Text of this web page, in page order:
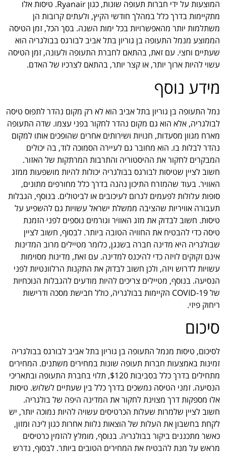
המוצעות על ידי חברות תעופה שונות, כגון Ryanair. טיסות אלו
מתקיימות בדרך כלל במהלך חודשי הקיץ, ולעתים קרובות הן
משתלמות יותר מהאפשרויות בכל ימות השנה. בסך הכל, זמן הטיסה
הממוצע מנמל התעופה בן גוריון בתל אביב לבורגס בבולגריה הוא
שעתיים וחצי. עם זאת, בהתאם לחברת התעופה ולעונה, זמן הטיסה
עשוי להיות ארוך יותר, או קצר יותר, בהתאם לצרכיו של האדם.
מידע נוסף
נמל התעופה בן גוריון בתל אביב הוא לא רק מקום נהדר לתפוס טיסה
לבולגריה, אלא הוא גם מקום נהדר לחקור בפני עצמו. שדה התעופה
מארח מגוון מסעדות, חנויות ושירותים אחרים שהופכים אותו למקום
נהדר לבלות בו. הוא מחובר גם לעיירה הסמוכה לוד, בה יכולים
המבקרים לחקור את ההיסטוריה והתרבות המרתקות של האזור.
חשוב לציין שטיסות לבורגס בבולגריה יכולות להיות מושפעות ממזג
האוויר. בעוד שהמזרח התיכון נהנה בדרך כלל מחורפים מתונים,
סופות עלולות לפעמים לגרום לעיכובים או לביטולים. בנוסף, הגבלות
תעבורה אוויריות שהציבה ממשלת ישראל עשויות גם להשפיע על
טיסות. חשוב לבדוק את מזג האוויר וגורמים נוספים לפני הזמנת
טיסה כדי להבטיח את החוויה הטובה ביותר. לבסוף, חשוב לציין
שבולגריה היא מדינה חברה בשנגן, כלומר מטיילים מרוב המדינות
אינם זקוקים לויזה כדי להיכנס למדינה. עם זאת, מדינות מסוימות
עשויות לדרוש ויזה, ולכן חשוב לבדוק את התקנות הרלוונטיות לפני
הנסיעה. בנוסף, מטיילים צריכים להיות מודעים להגבלות הנוכחיות
של COVID-19 הקיימות בבולגריה, כולל חבישת מסכה ודרישות
ריחוק פיזי.
סיכום
לסיכום, טיסות מנמל התעופה בן גוריון בתל אביב לבורגס בבולגריה
זמינות באמצעות חברות תעופה שונות במחירים משתנים. המחירים
מתחילים בדרך כלל בסביבות $120, תלוי בחברת התעופה ובתאריכי
הנסיעה. זמני הטיסה נמשכים בדרך כלל בין שעתיים לשלוש. טיסות
אלו מספקות דרך מצוינת לחקור את המדינה היפה של בולגריה.
חשוב לציין שלמרות שעלות הכרטיסים עשויה להיות נמוכה יותר, יש
לקחת בחשבון את העלות של הוצאות נלוות אחרות כגון לינה ומזון,
כאשר מתכננים ביקור בבולגריה. בנוסף, מומלץ להזמין כרטיסים
מראש על מנת להבטיח את המחירים הטובים ביותר. לבסוף, נדרש